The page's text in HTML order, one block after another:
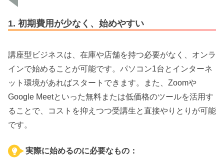
1. 初期費用が少なく、始めやすい
講座型ビジネスは、在庫や店舗を持つ必要がなく、オンラ
インで始めることが可能です。パソコン1台とインターネ
ット環境があればスタートできます。また、Zoomや
Google Meetといった無料または低価格のツールを活用す
ることで、コストを抑えつつ受講生と直接やりとりが可能
です。
実際に始めるのに必要なもの：